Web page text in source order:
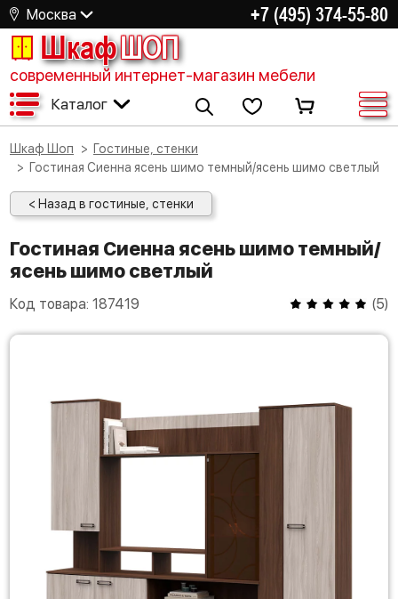
Москва +7 (495) 374-55-80
ШкафШОП
современный интернет-магазин мебели
Каталог
Шкаф Шоп
Гостиные, стенки
Гостиная Сиенна ясень шимо темный/ясень шимо светлый
< Назад в гостиные, стенки
Гостиная Сиенна ясень шимо темный/
ясень шимо светлый
Код товара: 187419 (5)